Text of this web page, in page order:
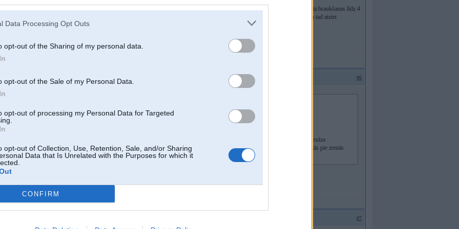
Data Processing Opt Outs
opt-out of the Sharing of my personal data.
opt-out of the Sale of my Personal Data.
opt-out of processing my Personal Data for Targeted
opt-out of Collection, Use, Retention, Sale, and/or Sharing
Data that Is Unrelated with the Purposes for which it
CONFIRM
Pēc kādām 3-5min nostāvot neitrālajā motors pēkšņi sāk rūkt normāli. Sākot braukt atkal sāk raustīties pie kruīza braukšanas līdz 4
ātrumam. Respektīvi zem 5L patēriņa šie joki sākas, kā arī uzsākot braukt sākumā noraustās pie zemās gāzes un tad aiziet
22. Oct 2020, 10:23 #6
Update:
Pēc kādām 3-5min nostāvot neitrālajā motors pēkšņi sāk rūkt normāli. Sākot braukt atkal sāk raustīties pie kruīza
braukšanas līdz 4 ātrumam. Respektīvi zem 5L patēriņa šie joki sākas, kā arī uzsākot braukt sākumā noraustās pie zemās
gāzes un tad aiziet
#7